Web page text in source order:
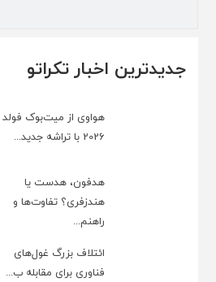
جدیدترین اخبار تکراتو
هواوی از میت‌بوک فولد
2026 با تراشه جدید...
هدفون، هدست یا
هندزفری؟ تفاوت‌ها و
راهنم...
ائتلاف بزرگ غول‌های
فناوری برای مقابله ب...